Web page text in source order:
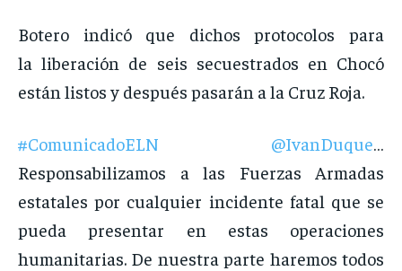
Botero indicó que dichos protocolos para
la liberación de seis secuestrados en Chocó
están listos y después pasarán a la Cruz Roja.
#ComunicadoELN @IvanDuque…
Responsabilizamos a las Fuerzas Armadas
estatales por cualquier incidente fatal que se
pueda presentar en estas operaciones
humanitarias. De nuestra parte haremos todos